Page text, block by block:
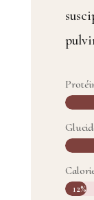
12%
12%